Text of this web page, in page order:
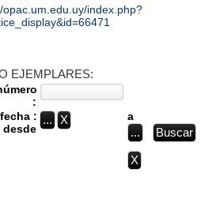
opac.um.edu.uy/index.php?
EJEMPLARES:
:
:
desde
a